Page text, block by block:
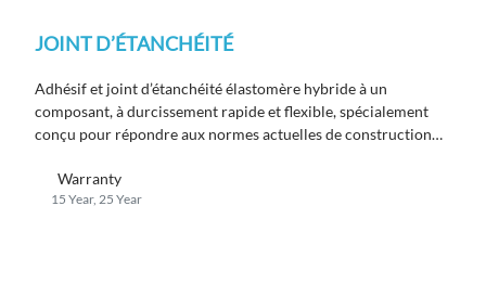
JOINT D’ÉTANCHÉITÉ
Adhésif et joint d’étanchéité élastomère hybride à un
composant, à durcissement rapide et flexible, spécialement
conçu pour répondre aux normes actuelles de construction
Warranty
15 Year, 25 Year